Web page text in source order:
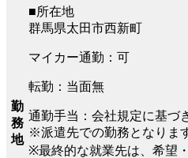
勤
務
地
■所在地
群馬県太田市西新町
マイカー通勤：可
転勤：当面無
通勤手当：会社規定に基づ
※派遣先での勤務となりま
※最終的な就業先は、希望